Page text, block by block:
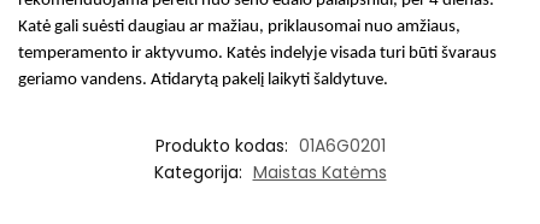
Katė gali suėsti daugiau ar mažiau, priklausomai nuo amžiaus,
temperamento ir aktyvumo. Katės indelyje visada turi būti švaraus
geriamo vandens. Atidarytą pakelį laikyti šaldytuve.
Produkto kodas: 01A6G0201
Kategorija: Maistas Katėms